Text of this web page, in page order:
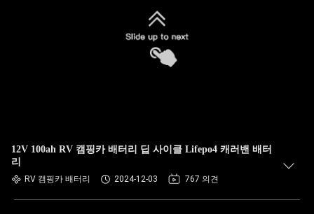
12V 100ah RV 캠핑카 배터리 딥 사이클 Lifepo4 캐러밴 배터
리
RV 캠핑카 배터리 2024-12-03 767 의견